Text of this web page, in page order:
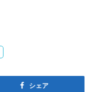
シェア